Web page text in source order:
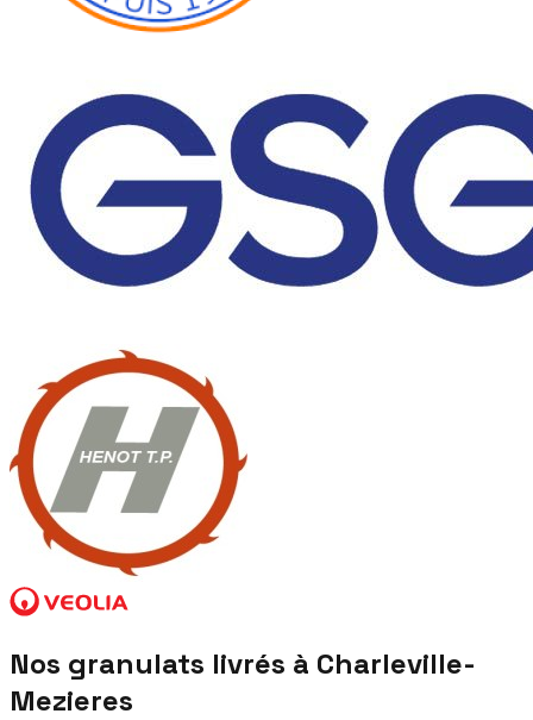
Nos granulats livrés à Charleville-
Mezieres